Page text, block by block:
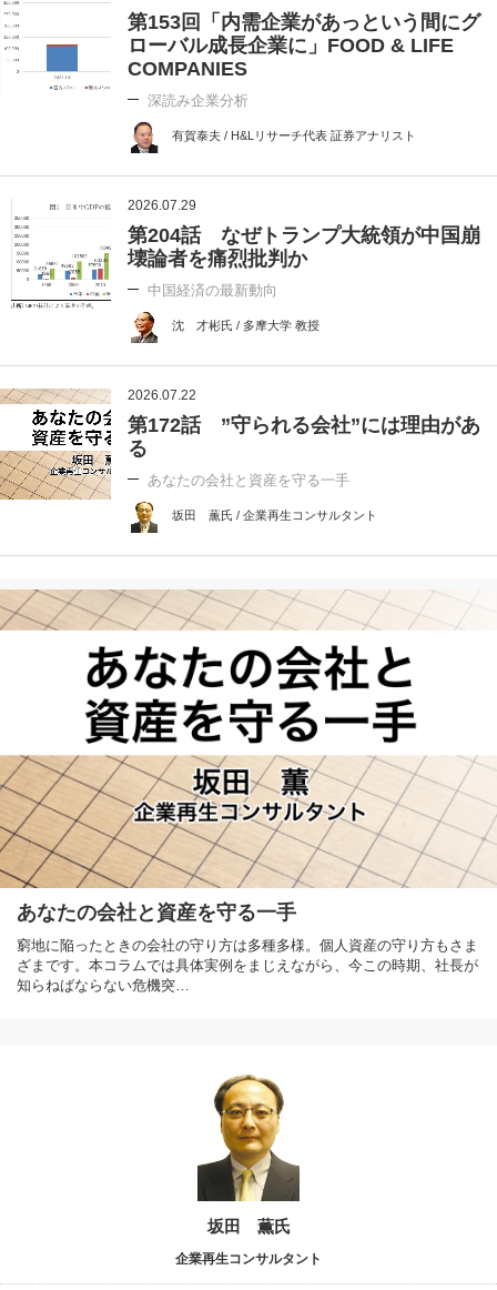
第153回「内需企業があっという間にグ
ローバル成長企業に」FOOD & LIFE
COMPANIES
深読み企業分析
有賀泰夫 / H&Lリサーチ代表 証券アナリスト
2026.07.29
第204話 なぜトランプ大統領が中国崩
壊論者を痛烈批判か
中国経済の最新動向
沈 才彬氏 / 多摩大学 教授
2026.07.22
第172話 ”守られる会社”には理由があ
る
あなたの会社と資産を守る一手
坂田 薫氏 / 企業再生コンサルタント
あなたの会社と資産を守る一手
窮地に陥ったときの会社の守り方は多種多様。個人資産の守り方もさま
ざまです。本コラムでは具体実例をまじえながら、今この時期、社長が
知らねばならない危機突…
坂田 薫氏
企業再生コンサルタント